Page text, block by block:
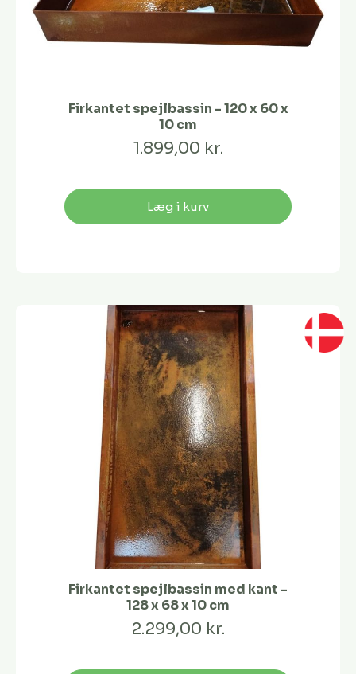
Firkantet spejlbassin - 120 x 60 x
10 cm
1.899,00 kr.
Læg i kurv
Firkantet spejlbassin med kant -
128 x 68 x 10 cm
2.299,00 kr.